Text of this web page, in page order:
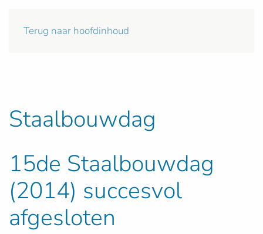
Terug naar hoofdinhoud
Staalbouwdag
15de Staalbouwdag
(2014) succesvol
afgesloten